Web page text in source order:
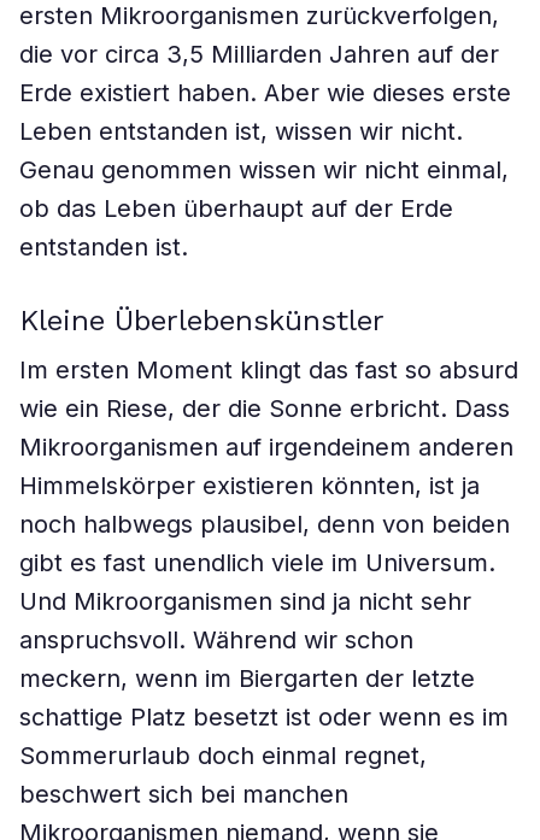
ersten Mikroorganismen zurückverfolgen,
die vor circa 3,5 Milliarden Jahren auf der
Erde existiert haben. Aber wie dieses erste
Leben entstanden ist, wissen wir nicht.
Genau genommen wissen wir nicht einmal,
ob das Leben überhaupt auf der Erde
entstanden ist.
Kleine Überlebenskünstler
Im ersten Moment klingt das fast so absurd
wie ein Riese, der die Sonne erbricht. Dass
Mikroorganismen auf irgendeinem anderen
Himmelskörper existieren könnten, ist ja
noch halbwegs plausibel, denn von beiden
gibt es fast unendlich viele im Universum.
Und Mikroorganismen sind ja nicht sehr
anspruchsvoll. Während wir schon
meckern, wenn im Biergarten der letzte
schattige Platz besetzt ist oder wenn es im
Sommerurlaub doch einmal regnet,
beschwert sich bei manchen
Mikroorganismen niemand, wenn sie